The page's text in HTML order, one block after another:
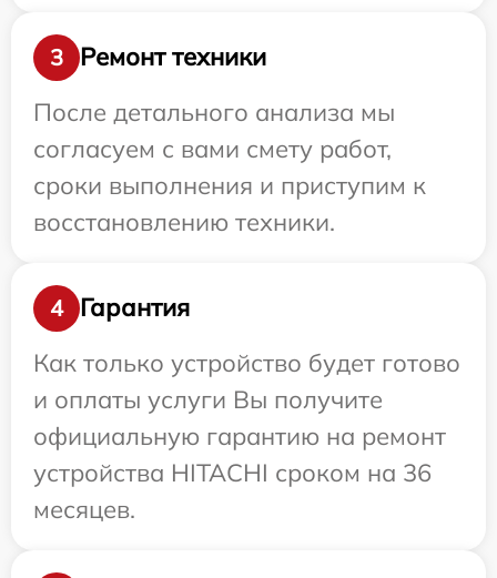
3
Ремонт техники
После детального анализа мы
согласуем с вами смету работ,
сроки выполнения и приступим к
восстановлению техники.
4
Гарантия
Как только устройство будет готово
и оплаты услуги Вы получите
официальную гарантию на ремонт
устройства HITACHI сроком на 36
месяцев.